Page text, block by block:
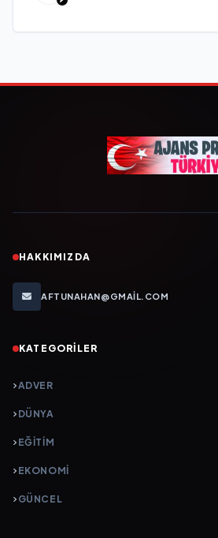
HAKKIMIZDA
AFTUNAHAN@GMAIL.COM
KATEGORILER
ADVER
DÜNYA
EĞİTİM
EKONOMİ
GÜNCEL